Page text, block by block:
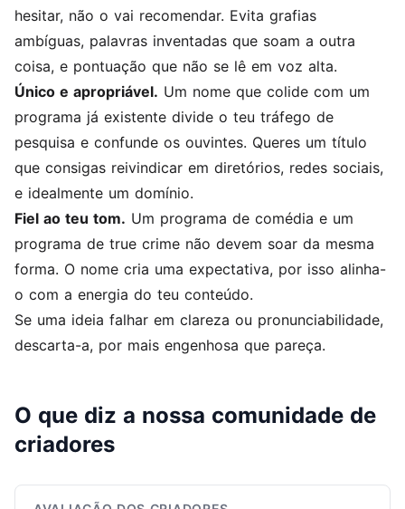
hesitar, não o vai recomendar. Evita grafias
ambíguas, palavras inventadas que soam a outra
coisa, e pontuação que não se lê em voz alta.
Único e apropriável. Um nome que colide com um
programa já existente divide o teu tráfego de
pesquisa e confunde os ouvintes. Queres um título
que consigas reivindicar em diretórios, redes sociais,
e idealmente um domínio.
Fiel ao teu tom. Um programa de comédia e um
programa de true crime não devem soar da mesma
forma. O nome cria uma expectativa, por isso alinha-
o com a energia do teu conteúdo.
Se uma ideia falhar em clareza ou pronunciabilidade,
descarta-a, por mais engenhosa que pareça.
O que diz a nossa comunidade de
criadores